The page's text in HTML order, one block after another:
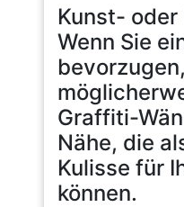
Kunst-
Wenn Sie
Graffiti-
Nähe, die
Kulisse für
können.